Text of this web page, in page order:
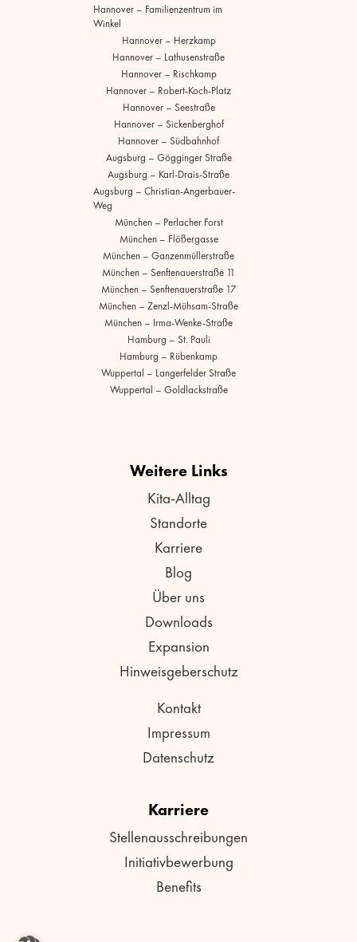
Hannover – Familienzentrum im
Winkel
Hannover – Herzkamp
Hannover – Lathusenstraße
Hannover – Rischkamp
Hannover – Robert-Koch-Platz
Hannover – Seestraße
Hannover – Sickenberghof
Hannover – Südbahnhof
Augsburg – Gögginger Straße
Augsburg – Karl-Drais-Straße
Augsburg – Christian-Angerbauer-
Weg
München – Perlacher Forst
München – Flößergasse
München – Ganzenmüllerstraße
München – Senftenauerstraße 11
München – Senftenauerstraße 17
München – Zenzl-Mühsam-Straße
München – Irma-Wenke-Straße
Hamburg – St. Pauli
Hamburg – Rübenkamp
Wuppertal – Langerfelder Straße
Wuppertal – Goldlackstraße
Weitere Links
Kita-Alltag
Standorte
Karriere
Blog
Über uns
Downloads
Expansion
Hinweisgeberschutz
Kontakt
Impressum
Datenschutz
Karriere
Stellenausschreibungen
Initiativbewerbung
Benefits